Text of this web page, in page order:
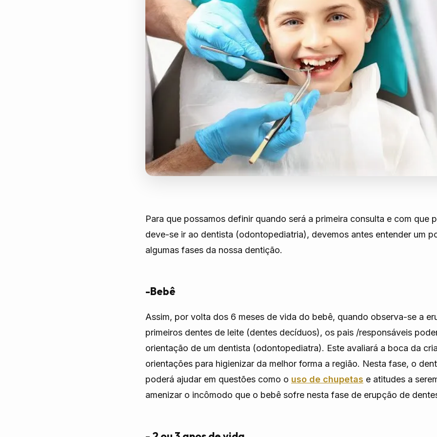
Para que possamos definir quando será a primeira consulta e com que
deve-se ir ao dentista (odontopediatria), devemos antes entender um
algumas fases da nossa dentição.
-Bebê
Assim, por volta dos 6 meses de vida do bebê, quando observa-se a
primeiros dentes de leite (dentes decíduos), os pais /responsáveis
orientação de um dentista (odontopediatra). Este avaliará a boca da
orientações para higienizar da melhor forma a região. Nesta fase, o
poderá ajudar em questões como o uso de chupetas e atitudes a
amenizar o incômodo que o bebê sofre nesta fase de erupção de